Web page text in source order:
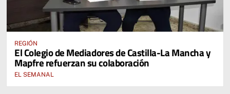
REGIÓN
El Colegio de Mediadores de Castilla-La Mancha y
Mapfre refuerzan su colaboración
EL SEMANAL